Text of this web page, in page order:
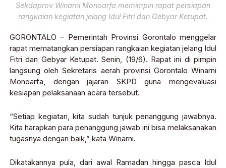
Sekdaprov Winarni Monoarfa memimpin rapat persiapan
rangkaian kegiatan jelang Idul Fitri dan Gebyar Ketupat.
GORONTALO – Pemerintah Provinsi Gorontalo menggelar
rapat mematangkan persiapan rangkaian kegiatan jelang Idul
Fitri dan Gebyar Ketupat. Senin, (19/6). Rapat ini di pimpin
langsung oleh Sekretaris aerah provinsi Gorontalo Winarni
Monoarfa, dengan jajaran SKPD guna mengevaluasi
kesiapan pelaksanaan acara tersebut.
“Setiap kegiatan, kita sudah tunjuk penanggung jawabnya.
Kita harapkan para penanggung jawab ini bisa melaksanakan
tugasnya dengan baik,” kata Winarni.
Dikatakannya pula, dari awal Ramadan hingga pasca Idul